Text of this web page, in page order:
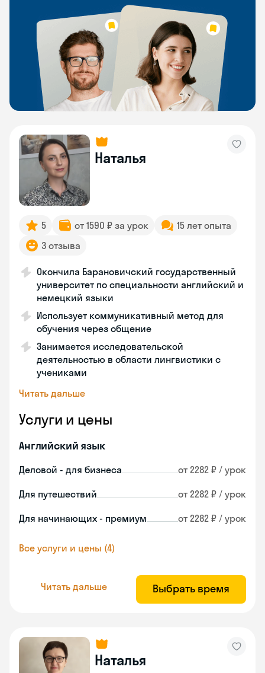
Наталья
5 от 1590 ₽ за урок
15 лет опыта
3 отзыва
Окончила Барановичский государственный
университет по специальности английский и
немецкий языки
Использует коммуникативный метод для
обучения через общение
Занимается исследовательской
деятельностью в области лингвистики с
учениками
Читать дальше
Услуги и цены
Английский язык
Деловой - для бизнеса от 2282 ₽ / урок
Для путешествий от 2282 ₽ / урок
Для начинающих - премиум от 2282 ₽ / урок
Все услуги и цены (4)
Читать дальше Выбрать время
Наталья